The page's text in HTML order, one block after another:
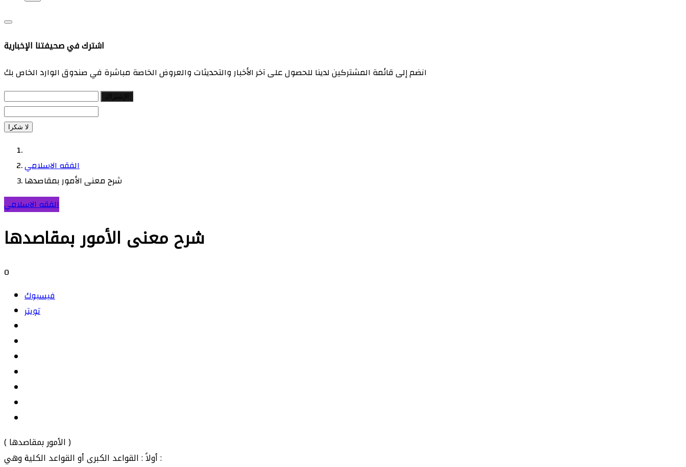
اشترك في صحيفتنا الإخبارية
انضم إلى قائمة المشتركين لدينا للحصول على آخر الأخبار والتحديثات والعروض الخاصة مباشرة في صندوق الوارد الخاص بك
لا شكرا
الفقه الاسلامي
شرح معنى الأمور بمقاصدها
الفقه الاسلامي
شرح معنى الأمور بمقاصدها
0
فيسبوك
تويتر
‏( ﺍﻷﻣﻮﺭ ﺑﻤﻘﺎﺻﺪﻫﺎ ‏)
ﺃﻭﻻً : ﺍﻟﻘﻮﺍﻋﺪ ﺍﻟﻜﺒﺮﻯ ﺃﻭ ﺍﻟﻘﻮﺍﻋﺪ ﺍﻟﻜﻠﻴﺔ ﻭﻫﻲ :